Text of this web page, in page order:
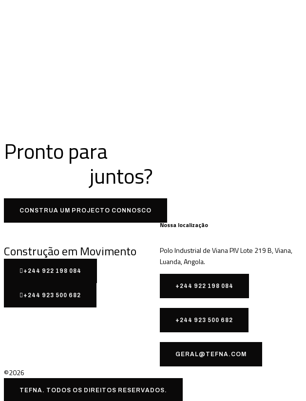
Pronto para
juntos?
CONSTRUA UM PROJECTO CONNOSCO
Construção em Movimento
+244 922 198 084
+244 923 500 682
Nossa localização
Polo Industrial de Viana PIV Lote 219 B, Viana,
Luanda, Angola.
+244 922 198 084
+244 923 500 682
GERAL@TEFNA.COM
©2026
TEFNA. TODOS OS DIREITOS RESERVADOS.